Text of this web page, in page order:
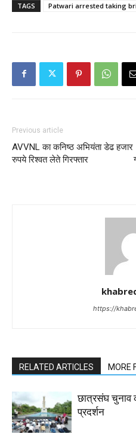
TAGS Patwari arrested taking
Previous article
AVVNL का कनिष्ठ अभियंता डेढ हजार
रुपये रिश्वत लेते गिरफ्तार
https://
RELATED ARTICLES MORE
छात्रसंघ चुनाव
प्रदर्शन